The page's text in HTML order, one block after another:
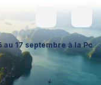
à la Porte de